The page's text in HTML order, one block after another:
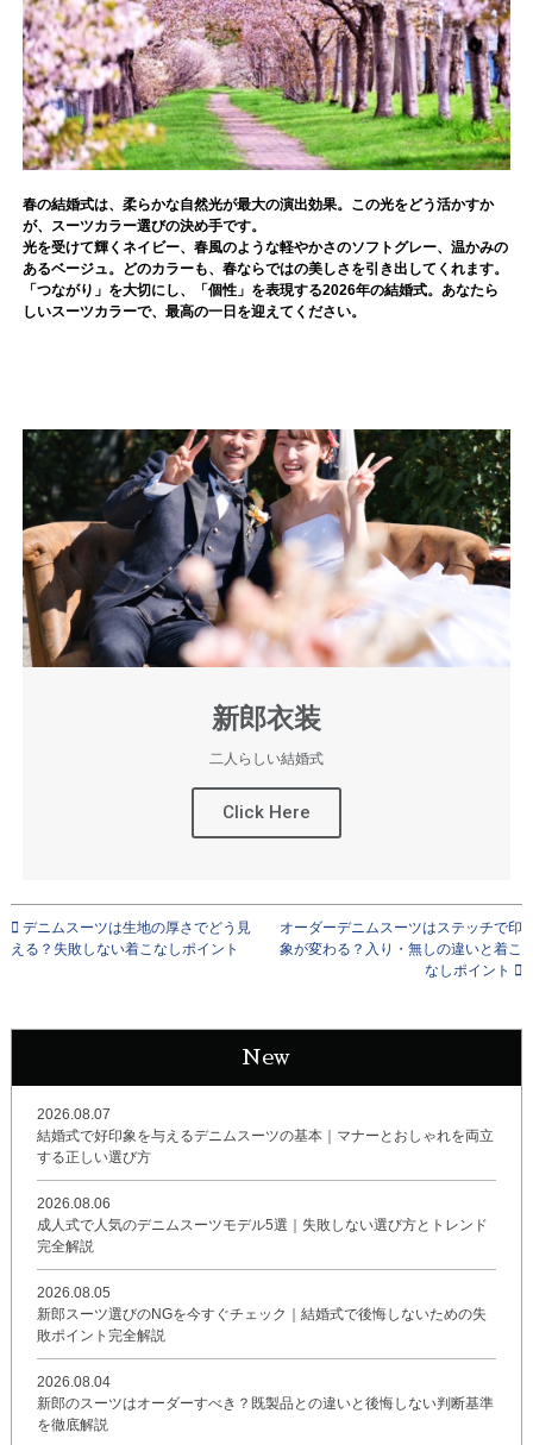
春の結婚式は、柔らかな自然光が最大の演出効果。この光をどう活かすか
が、スーツカラー選びの決め手です。
光を受けて輝くネイビー、春風のような軽やかさのソフトグレー、温かみの
あるベージュ。どのカラーも、春ならではの美しさを引き出してくれます。
「つながり」を大切にし、「個性」を表現する2026年の結婚式。あなたら
しいスーツカラーで、最高の一日を迎えてください。
新郎衣装
二人らしい結婚式
Click Here
デニムスーツは生地の厚さでどう見
える？失敗しない着こなしポイント
オーダーデニムスーツはステッチで印
象が変わる？入り・無しの違いと着こ
なしポイント
New
2026.08.07
結婚式で好印象を与えるデニムスーツの基本｜マナーとおしゃれを両立
する正しい選び方
2026.08.06
成人式で人気のデニムスーツモデル5選｜失敗しない選び方とトレンド
完全解説
2026.08.05
新郎スーツ選びのNGを今すぐチェック｜結婚式で後悔しないための失
敗ポイント完全解説
2026.08.04
新郎のスーツはオーダーすべき？既製品との違いと後悔しない判断基準
を徹底解説